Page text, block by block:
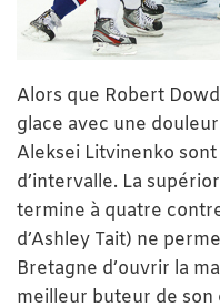
Alors que Robert
glace avec une
Aleksei Litvinenko
d’intervalle. La
termine à quatre
d’Ashley Tait) ne
Bretagne d’ouvrir la
meilleur buteur de son